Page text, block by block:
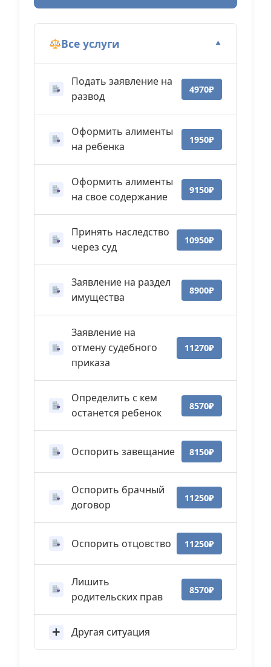
Все услуги ▼
Подать заявление на
развод
4970₽
Оформить алименты
на ребенка
1950₽
Оформить алименты
на свое содержание
9150₽
Принять наследство
через суд
10950₽
Заявление на раздел
имущества
8900₽
Заявление на
отмену судебного
приказа
11270₽
Определить с кем
останется ребенок
8570₽
Оспорить завещание 8150₽
Оспорить брачный
договор
11250₽
Оспорить отцовство 11250₽
Лишить
родительских прав
8570₽
Другая ситуация